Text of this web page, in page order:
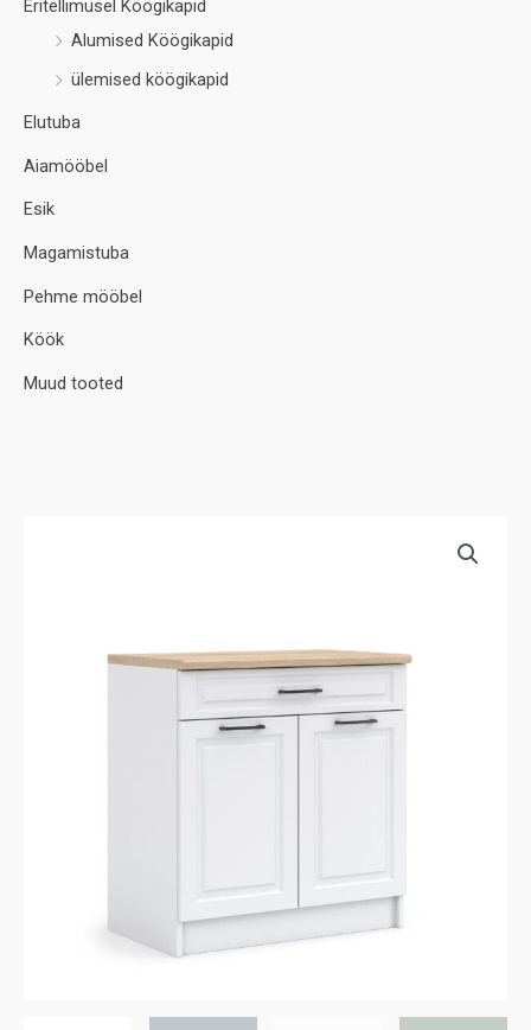
Eritellimusel Köögikapid
Alumised Köögikapid
ülemised köögikapid
Elutuba
Aiamööbel
Esik
Magamistuba
Pehme mööbel
Köök
Muud tooted